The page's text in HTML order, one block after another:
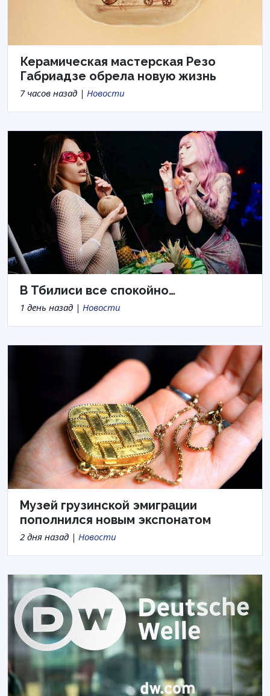
Керамическая мастерская Резо
Габриадзе обрела новую жизнь
7 часов назад | Новости
В Тбилиси все спокойно…
1 день назад | Новости
Музей грузинской эмиграции
пополнился новым экспонатом
2 дня назад | Новости